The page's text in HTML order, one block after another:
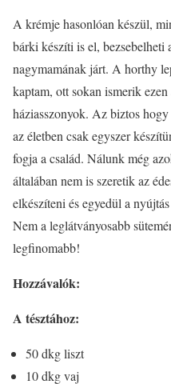
A krémje hasonlóan készül,
bárki készíti is el, bezsebelheti
nagymamának járt. A horthy
kaptam, ott sokan ismerik
háziasszonyok. Az biztos
az életben csak egyszer
fogja a család. Nálunk még
általában nem is szeretik az
elkészíteni és egyedül a
Nem a leglátványosabb
legfinomabb!
Hozzávalók:
A tésztához:
50 dkg liszt
10 dkg vaj